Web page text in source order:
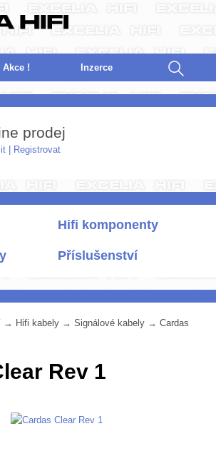
Akce ! nzerce
prodej
Registrovat
Hifi komponenty
Příslušenství
→ Hifi kabely → Signálové kabely → Cardas
Rev 1